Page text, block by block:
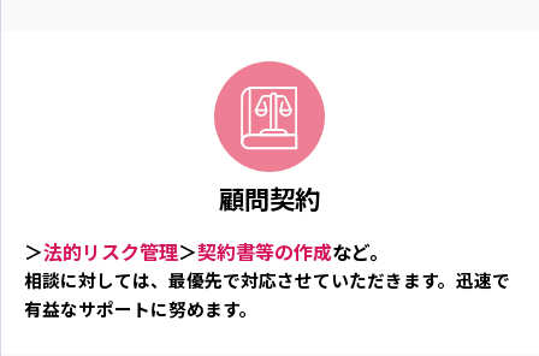
顧問契約
＞法的リスク管理＞契約書等の作成など。
相談に対しては、最優先で対応させていただきます。迅速で
有益なサポートに努めます。